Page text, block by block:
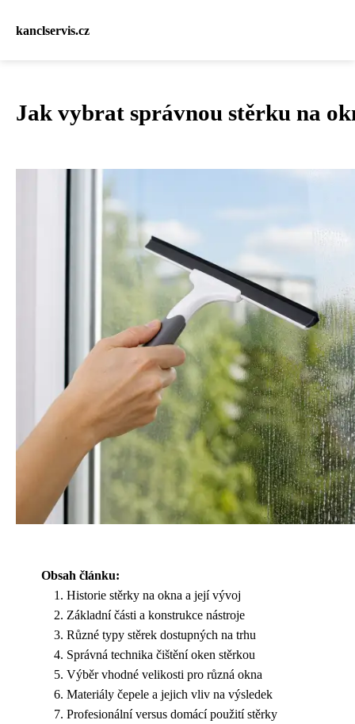
kanclservis.cz
Jak vybrat správnou stěrku na
Obsah článku:
Historie stěrky na okna a její vývoj
Základní části a konstrukce nástroje
Různé typy stěrek dostupných na trhu
Správná technika čištění oken stěrkou
Výběr vhodné velikosti pro různá okna
Materiály čepele a jejich vliv na výsledek
Profesionální versus domácí použití stěrky